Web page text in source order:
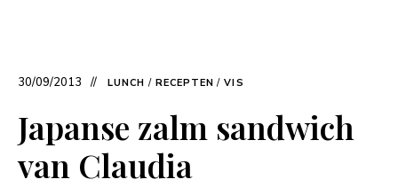
30/09/2013 LUNCH / RECEPTEN / VIS
Japanse zalm sandwich
van Claudia